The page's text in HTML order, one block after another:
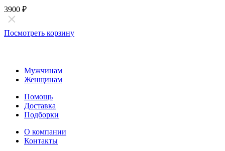
3900 ₽
Посмотреть корзину
Мужчинам
Женщинам
Помощь
Доставка
Подборки
О компании
Контакты